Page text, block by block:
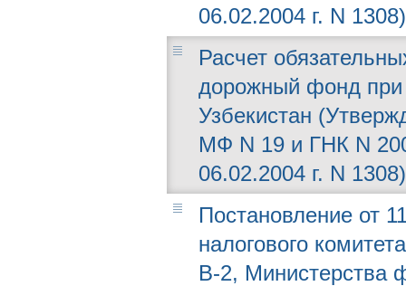
06.02.2004 г. N 1308)
Расчет
дорожный фонд при
Узбекистан
МФ N 19 и ГНК N
06.02.2004 г. N 1308)
Постановление от
налогового
В-2, Министерства